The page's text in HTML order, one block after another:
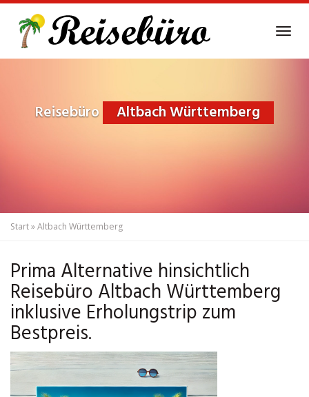
main
Reisebüro Altbach Württemberg
Start»Altbach Württemberg
Prima Alternative hinsichtlich
Reisebüro Altbach Württemberg
inklusive Erholungstrip zum
Bestpreis.